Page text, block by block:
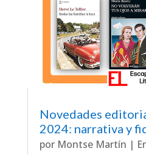
Novedades
2024: narrativa y
por Montse Martín |